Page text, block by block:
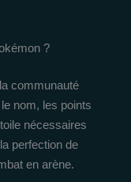
?
communauté
nom, les points
nécessaires
perfection de
en arène.